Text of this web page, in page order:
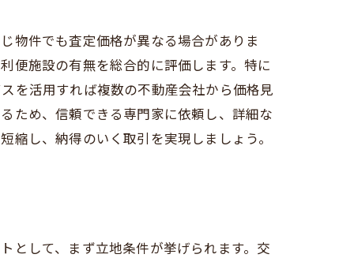
物件でも査定価格が異なる場合がありま
便施設の有無を総合的に評価します。特に
を活用すれば複数の不動産会社から価格見
ため、信頼できる専門家に依頼し、詳細な
し、納得のいく取引を実現しましょう。
として、まず立地条件が挙げられます。交